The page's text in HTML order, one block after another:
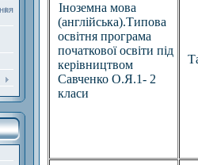
Іноземна мова
(англійська).Типова
освітня програма
початкової освіти під
керівництвом
Савченко О.Я.1- 2
класи